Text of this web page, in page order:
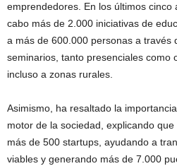
emprendedores. En los últimos
cabo más de 2.000 iniciativas de
a más de 600.000 personas a través
seminarios, tanto presenciales como
incluso a zonas rurales.
Asimismo, ha resaltado la
motor de la sociedad, explicando
más de 500 startups, ayudando a
viables y generando más de 7.000